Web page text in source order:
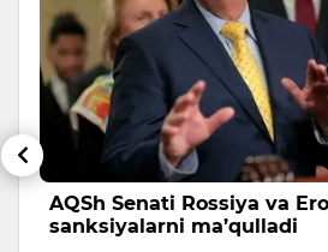
AQSh Senati Rossiya va
sanksiyalarni ma’qulladi